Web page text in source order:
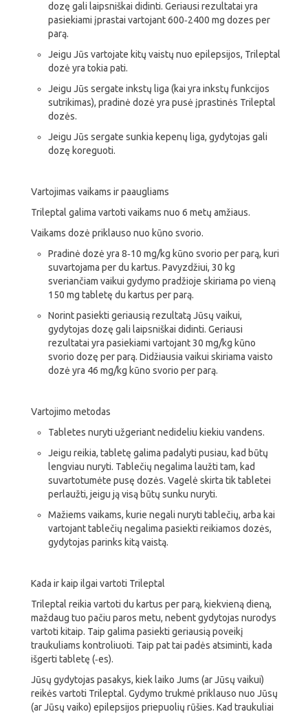
dozę gali laipsniškai didinti. Geriausi rezultatai yra
pasiekiami įprastai vartojant 600‑2400 mg dozes per
parą.
Jeigu Jūs vartojate kitų vaistų nuo epilepsijos, Trileptal
dozė yra tokia pati.
Jeigu Jūs sergate inkstų liga (kai yra inkstų funkcijos
sutrikimas), pradinė dozė yra pusė įprastinės Trileptal
dozės.
Jeigu Jūs sergate sunkia kepenų liga, gydytojas gali
dozę koreguoti.
Vartojimas vaikams ir paaugliams
Trileptal galima vartoti vaikams nuo 6 metų amžiaus.
Vaikams dozė priklauso nuo kūno svorio.
Pradinė dozė yra 8‑10 mg/kg kūno svorio per parą, kuri
suvartojama per du kartus. Pavyzdžiui, 30 kg
sveriančiam vaikui gydymo pradžioje skiriama po vieną
150 mg tabletę du kartus per parą.
Norint pasiekti geriausią rezultatą Jūsų vaikui,
gydytojas dozę gali laipsniškai didinti. Geriausi
rezultatai yra pasiekiami vartojant 30 mg/kg kūno
svorio dozę per parą. Didžiausia vaikui skiriama vaisto
dozė yra 46 mg/kg kūno svorio per parą.
Vartojimo metodas
Tabletes nuryti užgeriant nedideliu kiekiu vandens.
Jeigu reikia, tabletę galima padalyti pusiau, kad būtų
lengviau nuryti. Tablečių negalima laužti tam, kad
suvartotumėte pusę dozės. Vagelė skirta tik tabletei
perlaužti, jeigu ją visą būtų sunku nuryti.
Mažiems vaikams, kurie negali nuryti tablečių, arba kai
vartojant tablečių negalima pasiekti reikiamos dozės,
gydytojas parinks kitą vaistą.
Kada ir kaip ilgai vartoti Trileptal
Trileptal reikia vartoti du kartus per parą, kiekvieną dieną,
maždaug tuo pačiu paros metu, nebent gydytojas nurodys
vartoti kitaip. Taip galima pasiekti geriausią poveikį
traukuliams kontroliuoti. Taip pat tai padės atsiminti, kada
išgerti tabletę (‑es).
Jūsų gydytojas pasakys, kiek laiko Jums (ar Jūsų vaikui)
reikės vartoti Trileptal. Gydymo trukmė priklauso nuo Jūsų
(ar Jūsų vaiko) epilepsijos priepuolių rūšies. Kad traukuliai